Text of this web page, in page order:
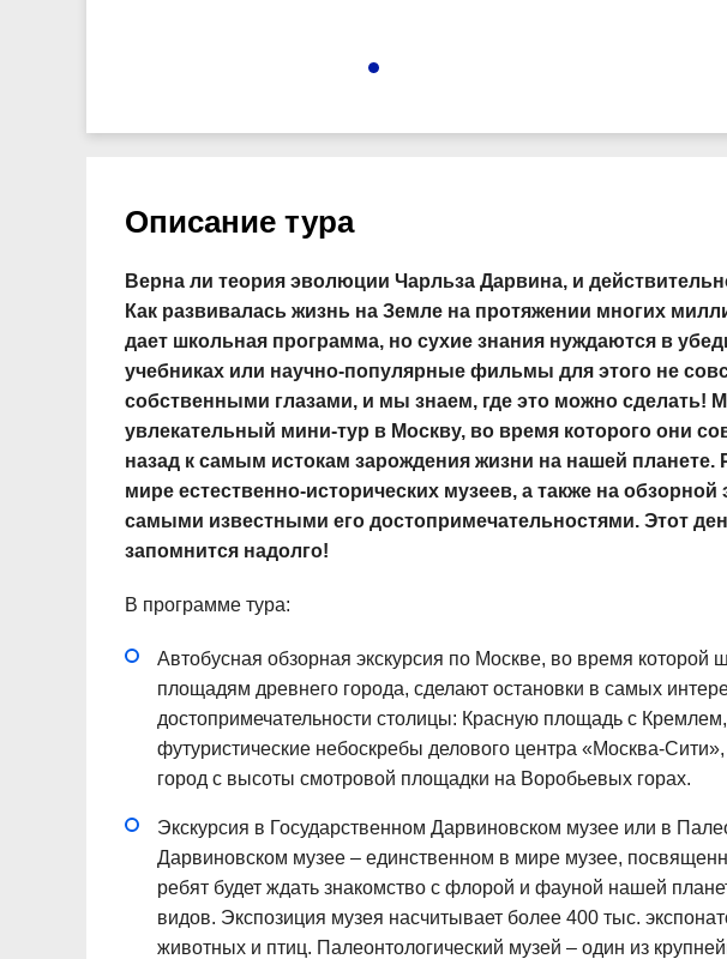
Описание тура
Верна ли теория эволюции Чарльза Дарвина, и
Как развивалась жизнь на Земле на протяжении многих
дает школьная программа, но сухие знания нуждаются в
учебниках или научно-популярные фильмы для этого не
собственными глазами, и мы знаем, где это можно сделать!
увлекательный мини-тур в Москву, во время которого они
назад к самым истокам зарождения жизни на нашей планете.
мире естественно-исторических музеев, а также на
самыми известными его достопримечательностями. Этот
запомнится надолго!
В программе тура:
Автобусная обзорная экскурсия по Москве, во время которой
площадям древнего города, сделают остановки в самых
достопримечательности столицы: Красную площадь с
футуристические небоскребы делового центра «Москва-
город с высоты смотровой площадки на Воробьевых горах.
Экскурсия в Государственном Дарвиновском музее или в
Дарвиновском музее – единственном в мире музее,
ребят будет ждать знакомство с флорой и фауной нашей
видов. Экспозиция музея насчитывает более 400 тыс.
животных и птиц. Палеонтологический музей – один из